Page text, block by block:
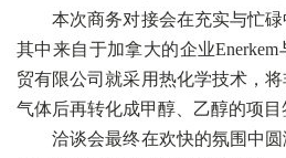
本次商务对接会在充实与忙
其中来自于加拿大的企业
贸有限公司就采用热化学技术，
气体后再转化成甲醇、乙醇的项目
洽谈会最终在欢快的氛围中圆